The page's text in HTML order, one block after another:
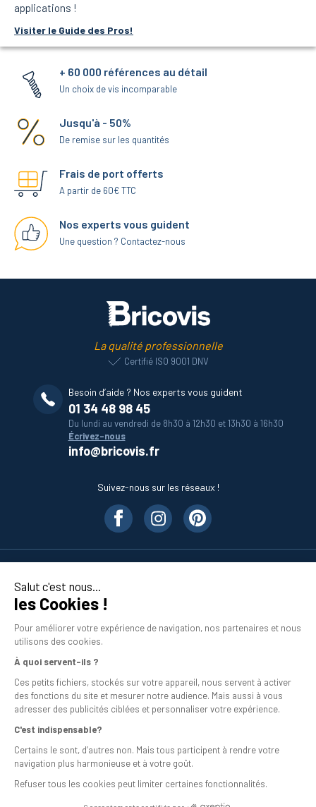
Salut c'est nous...
les Cookies !
Pour améliorer votre expérience de navigation, nos partenaires et nous
utilisons des cookies.
À quoi servent-ils ?
Ces petits fichiers, stockés sur votre appareil, nous servent à activer
des fonctions du site et mesurer notre audience. Mais aussi à vous
adresser des publicités ciblées et personnaliser votre expérience.
C'est indispensable?
Certains le sont, d’autres non. Mais tous participent à rendre votre
navigation plus harmonieuse et à votre goût.
Refuser tous les cookies peut limiter certaines fonctionnalités.
applications !
Visiter le Guide des Pros!
+ 60 000 références au détail
Un choix de vis incomparable
Jusqu'à - 50%
De remise sur les quantités
Frais de port offerts
A partir de 60€ TTC
Nos experts vous guident
Une question ? Contactez-nous
La qualité professionnelle
Certifié ISO 9001 DNV
Besoin d’aide ? Nos experts vous guident
01 34 48 98 45
Du lundi au vendredi de 8h30 à 12h30 et 13h30 à 16h30
Écrivez-nous
info@bricovis.fr
Suivez-nous sur les réseaux !
En savoir plus
Mentions légales
Conditions générales de vente